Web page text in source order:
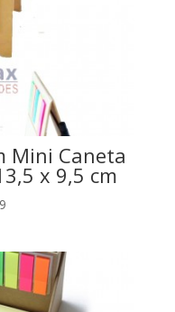
Mini Caneta
x 9,5 cm